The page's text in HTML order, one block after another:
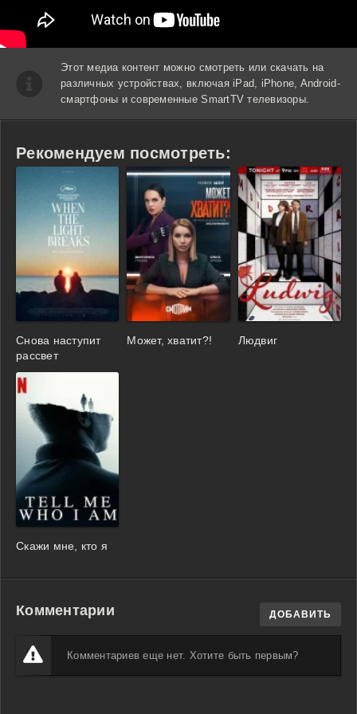
Этот медиа контент можно смотреть или скачать на
различных устройствах, включая iPad, iPhone, Android-
смартфоны и современные SmartTV телевизоры.
Рекомендуем посмотреть:
Снова наступит
рассвет
Может, хватит?! Людвиг
Скажи мне, кто я
Комментарии ДОБАВИТЬ
Комментариев еще нет. Хотите быть первым?